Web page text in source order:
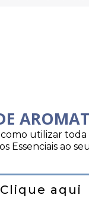
utilizar toda
Essenciais ao
Clique aqui